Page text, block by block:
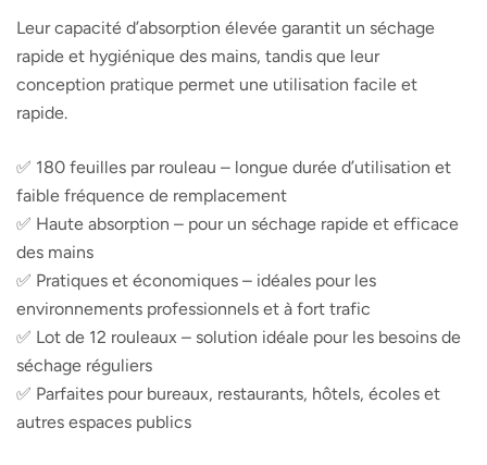
Leur capacité d’absorption élevée garantit un séchage
rapide et hygiénique des mains, tandis que leur
conception pratique permet une utilisation facile et
rapide.
✅ 180 feuilles par rouleau – longue durée d’utilisation et
faible fréquence de remplacement
✅ Haute absorption – pour un séchage rapide et efficace
des mains
✅ Pratiques et économiques – idéales pour les
environnements professionnels et à fort trafic
✅ Lot de 12 rouleaux – solution idéale pour les besoins de
séchage réguliers
✅ Parfaites pour bureaux, restaurants, hôtels, écoles et
autres espaces publics